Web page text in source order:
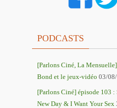
PODCASTS
[Parlons Ciné, La
Bond et le jeux-vidéo 03/
[Parlons Ciné] épisode 103
New Day & I Want Your Sex